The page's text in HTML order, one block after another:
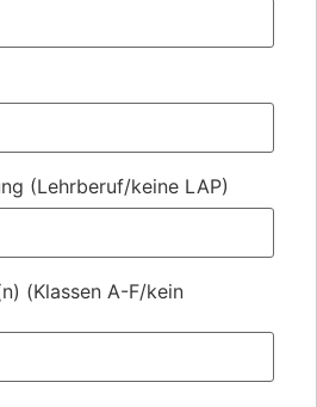
(Lehrberuf/keine LAP)
(Klassen A-F/kein